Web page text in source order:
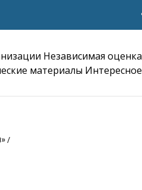
Независимая оценка
материалы Интересное